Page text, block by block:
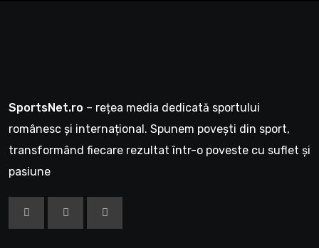
SportsNet.ro – rețea media dedicată sportului
românesc și internațional. Spunem povești din sport,
transformând fiecare rezultat într-o poveste cu suflet și
pasiune